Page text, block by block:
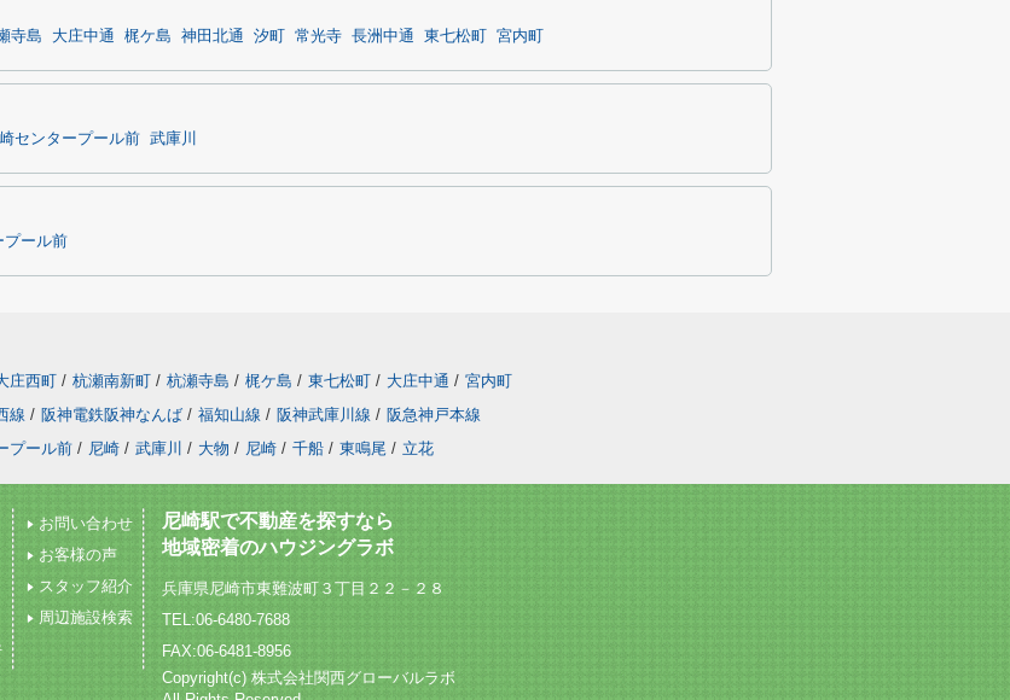
寺島 大庄中通 梶ケ島 神田北通 汐町 常光寺 長洲中通 東七松町 宮内町
センタープール前 武庫川
プール前
庄西町 / 杭瀬南新町 / 杭瀬寺島 / 梶ケ島 / 東七松町 / 大庄中通 / 宮内町
線 / 阪神電鉄阪神なんば / 福知山線 / 阪神武庫川線 / 阪急神戸本線
プール前 / 尼崎 / 武庫川 / 大物 / 尼崎 / 千船 / 東鳴尾 / 立花
お問い合わせ
お客様の声
スタッフ紹介
周辺施設検索
尼崎駅で不動産を探すなら
地域密着のハウジングラボ
兵庫県尼崎市東難波町３丁目２２－２８
TEL:06-6480-7688
FAX:06-6481-8956
Copyright(c) 株式会社関西グローバルラボ